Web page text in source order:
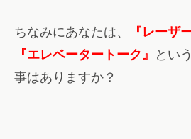
ちなみにあなたは、
『レーザ
『エレベータートーク』
とい
事はありますか？